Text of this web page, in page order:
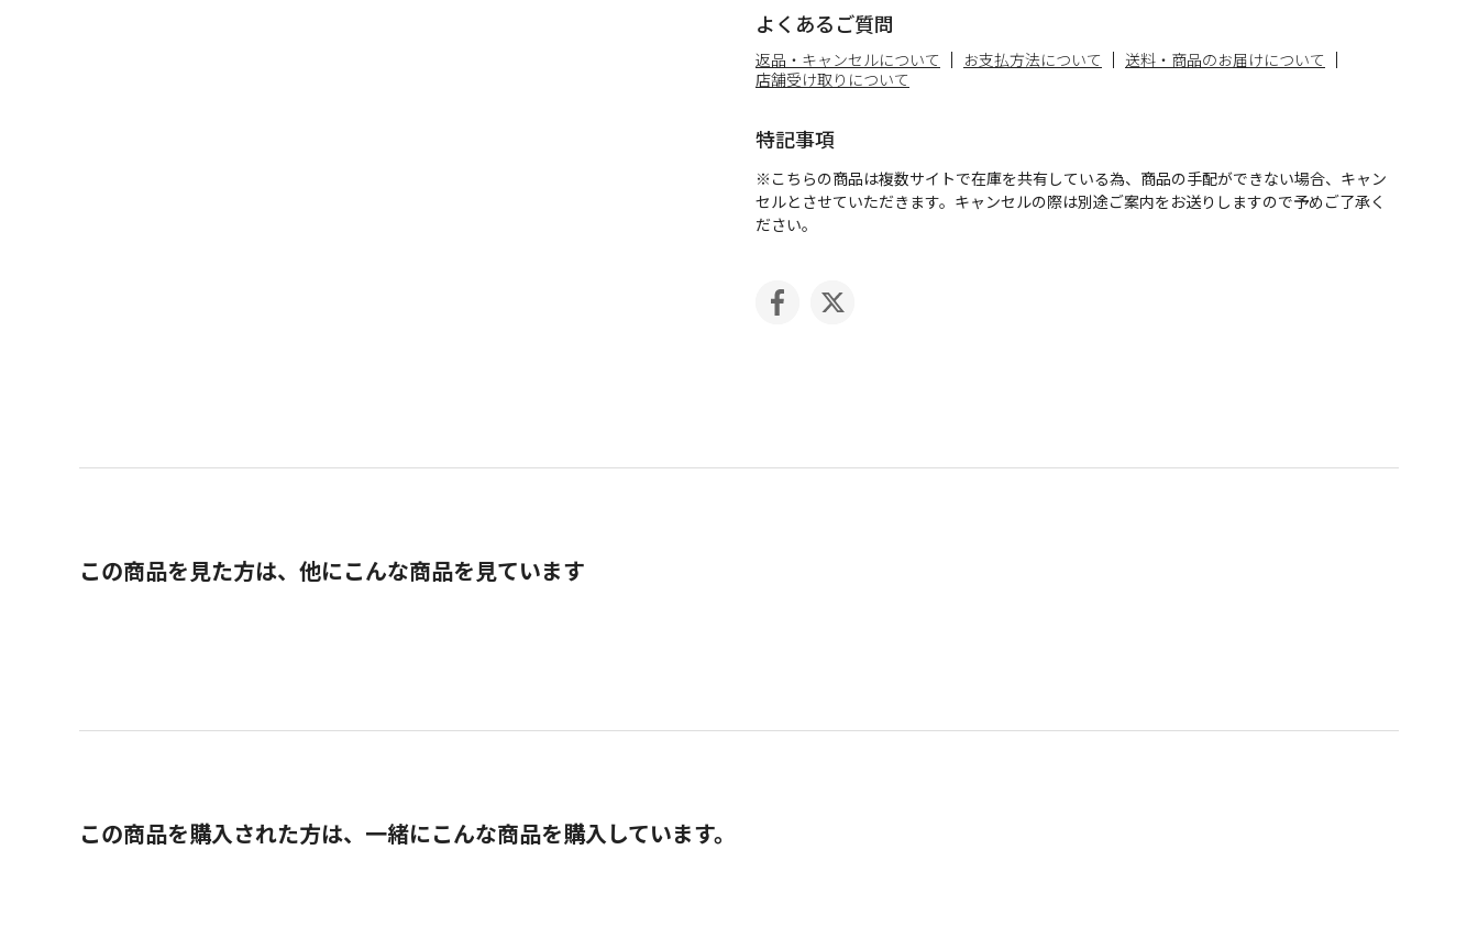
よくあるご質問
返品・キャンセルについて お支払方法について
送料・商品のお届けについて
店舗受け取りについて
特記事項
※こちらの商品は複数サイトで在庫を共有している為、商品の手配ができない場合、キャン
セルとさせていただきます。キャンセルの際は別途ご案内をお送りしますので予めご了承く
ださい。
この商品を見た方は、他にこんな商品を見ています
この商品を購入された方は、一緒にこんな商品を購入しています。